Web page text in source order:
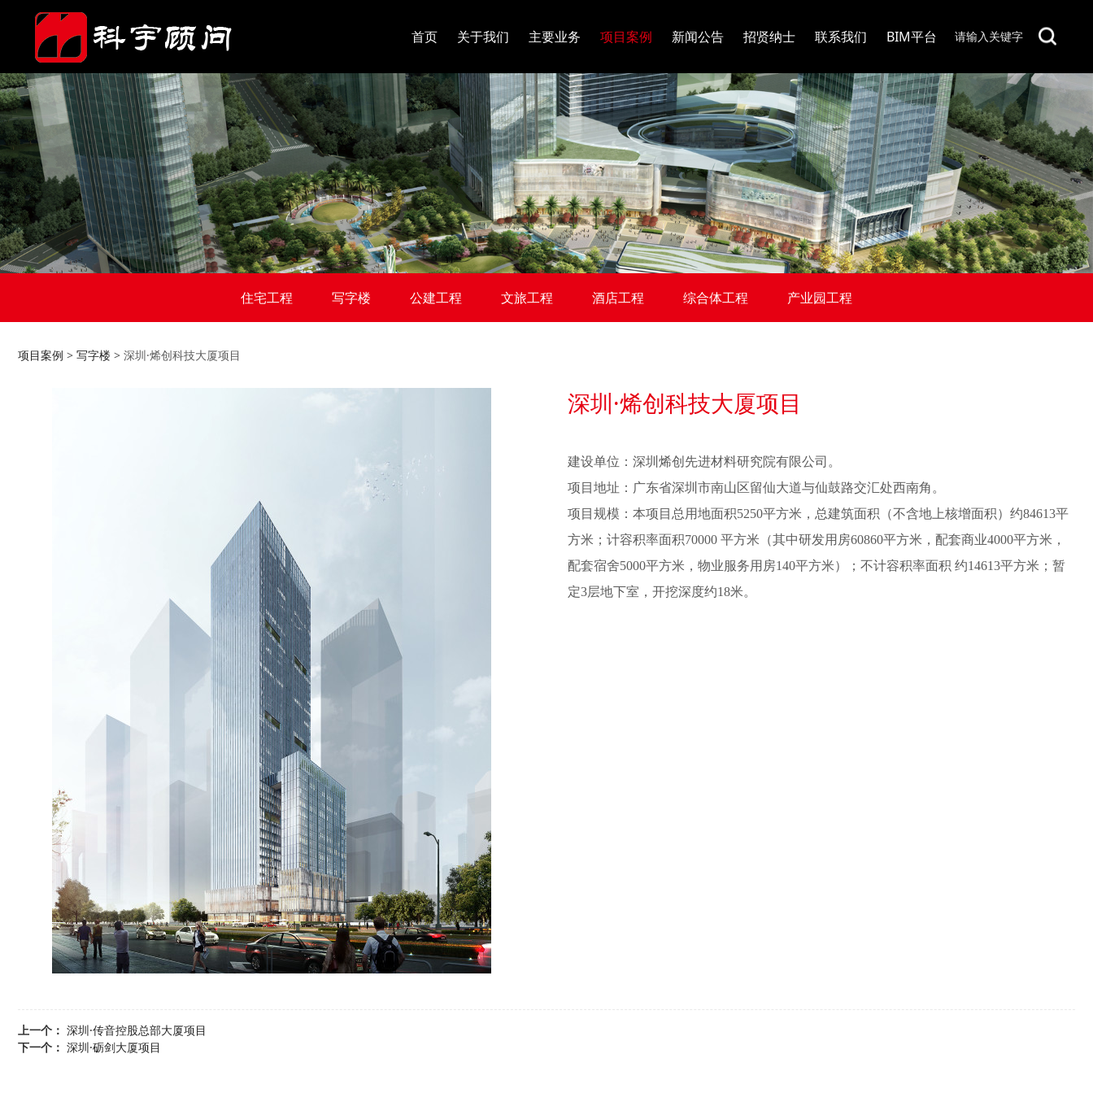
首页 关于我们 主要业务 项目案例 新闻公告 招贤纳士 联系我们 BIM平台
住宅工程 写字楼 公建工程 文旅工程 酒店工程 综合体工程 产业园工程
深圳·烯创科技大厦项目
项目案例 > 写字楼 > 深圳·烯创科技大厦项目
深圳·烯创科技大厦项目
建设单位：深圳烯创先进材料研究院有限公司。
项目地址：广东省深圳市南山区留仙大道与仙鼓路交汇处西南角。
项目规模：本项目总用地面积5250平方米，总建筑面积（不含地上核增面积）约84613平
方米；计容积率面积70000 平方米（其中研发用房60860平方米，配套商业4000平方米，
配套宿舍5000平方米，物业服务用房140平方米）；不计容积率面积 约14613平方米；暂
定3层地下室，开挖深度约18米。
上一个： 深圳·传音控股总部大厦项目
下一个： 深圳·砺剑大厦项目